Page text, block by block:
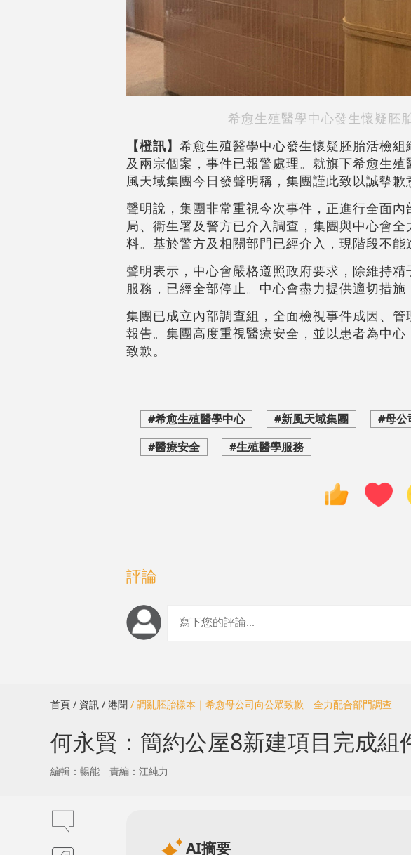
希愈生殖醫學中心發生懷疑胚
【橙訊】 希愈生殖醫學中心發生懷疑胚胎活檢
及兩宗個案，事件已報警處理。就旗下希愈生
風天域集團今日發聲明稱，集團謹此致以誠摰歉
聲明說，集團非常重視今次事件，正進行全面
局、衞生署及警方已介入調查，集團與中心會
料。基於警方及相關部門已經介入，現階段不能
聲明表示，中心會嚴格遵照政府要求，除維持
服務，已經全部停止。中心會盡力提供適切措施
集團已成立內部調查組，全面檢視事件成因、
報告。集團高度重視醫療安全，並以患者為中
致歉。
#希愈生殖醫學中心 #新風天域集團 #母公
#醫療安全
#生殖醫學服務
評論
首頁 / 資訊 / 港聞 / 調亂胚胎樣本｜希愈母公司向公眾致歉 全力配合部門調查
何永賢：簡約公屋8新建項目完成
編輯：暢能 責編：江純力
AI摘要